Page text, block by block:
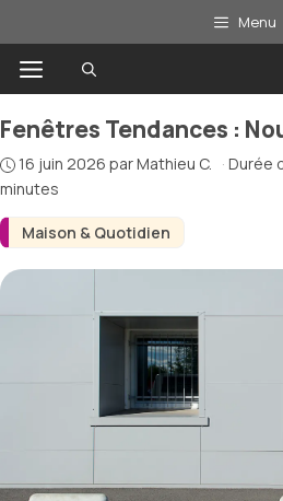
au
contenu
Menu
Menu
Maison & Quotidien
Fenêtres Tendances :
16 juin 2026 parMathieu C. · Durée
minutes